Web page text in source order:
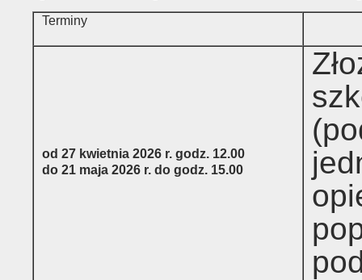
Terminy
od 27 kwietnia 2026 r. godz. 12.00
do 21 maja 2026 r. do godz. 15.00